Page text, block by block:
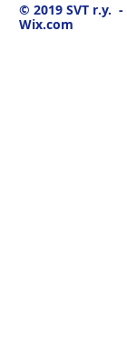
© 2019 SVT r.y.
Wix.com